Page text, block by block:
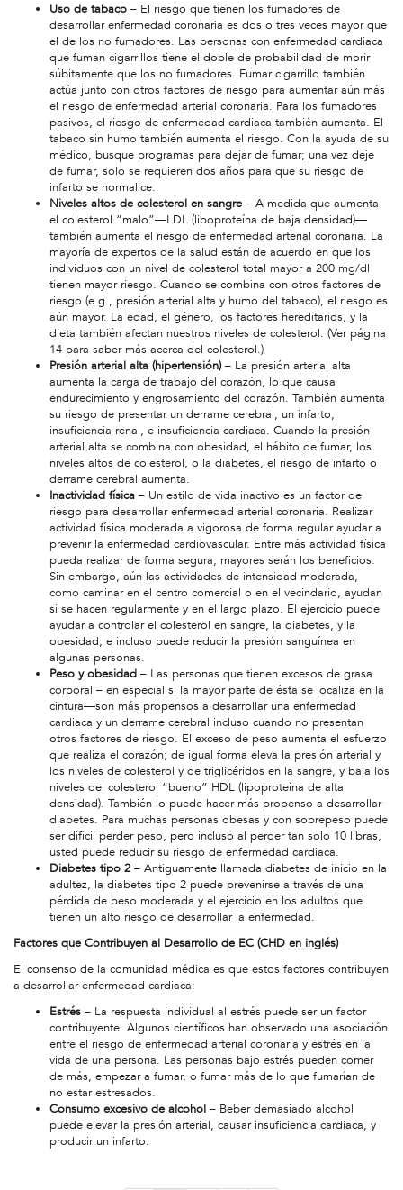
Uso de tabaco – El riesgo que tienen los fumadores de
desarrollar enfermedad coronaria es dos o tres veces mayor que
el de los no fumadores. Las personas con enfermedad cardiaca
que fuman cigarrillos tiene el doble de probabilidad de morir
súbitamente que los no fumadores. Fumar cigarrillo también
actúa junto con otros factores de riesgo para aumentar aún más
el riesgo de enfermedad arterial coronaria. Para los fumadores
pasivos, el riesgo de enfermedad cardiaca también aumenta. El
tabaco sin humo también aumenta el riesgo. Con la ayuda de su
médico, busque programas para dejar de fumar; una vez deje
de fumar, solo se requieren dos años para que su riesgo de
infarto se normalice.
Niveles altos de colesterol en sangre – A medida que aumenta
el colesterol “malo”—LDL (lipoproteína de baja densidad)—
también aumenta el riesgo de enfermedad arterial coronaria. La
mayoría de expertos de la salud están de acuerdo en que los
individuos con un nivel de colesterol total mayor a 200 mg/dl
tienen mayor riesgo. Cuando se combina con otros factores de
riesgo (e.g., presión arterial alta y humo del tabaco), el riesgo es
aún mayor. La edad, el género, los factores hereditarios, y la
dieta también afectan nuestros niveles de colesterol. (Ver página
14 para saber más acerca del colesterol.)
Presión arterial alta (hipertensión)– La presión arterial alta
aumenta la carga de trabajo del corazón, lo que causa
endurecimiento y engrosamiento del corazón. También aumenta
su riesgo de presentar un derrame cerebral, un infarto,
insuficiencia renal, e insuficiencia cardiaca. Cuando la presión
arterial alta se combina con obesidad, el hábito de fumar, los
niveles altos de colesterol, o la diabetes, el riesgo de infarto o
derrame cerebral aumenta.
Inactividad física – Un estilo de vida inactivo es un factor de
riesgo para desarrollar enfermedad arterial coronaria. Realizar
actividad física moderada a vigorosa de forma regular ayudar a
prevenir la enfermedad cardiovascular. Entre más actividad física
pueda realizar de forma segura, mayores serán los beneficios.
Sin embargo, aún las actividades de intensidad moderada,
como caminar en el centro comercial o en el vecindario, ayudan
si se hacen regularmente y en el largo plazo. El ejercicio puede
ayudar a controlar el colesterol en sangre, la diabetes, y la
obesidad, e incluso puede reducir la presión sanguínea en
algunas personas.
Peso y obesidad – Las personas que tienen excesos de grasa
corporal – en especial si la mayor parte de ésta se localiza en la
cintura—son más propensos a desarrollar una enfermedad
cardiaca y un derrame cerebral incluso cuando no presentan
otros factores de riesgo. El exceso de peso aumenta el esfuerzo
que realiza el corazón; de igual forma eleva la presión arterial y
los niveles de colesterol y de triglicéridos en la sangre, y baja los
niveles del colesterol “bueno” HDL (lipoproteína de alta
densidad). También lo puede hacer más propenso a desarrollar
diabetes. Para muchas personas obesas y con sobrepeso puede
ser difícil perder peso, pero incluso al perder tan solo 10 libras,
usted puede reducir su riesgo de enfermedad cardiaca.
Diabetes tipo 2 – Antiguamente llamada diabetes de inicio en la
adultez, la diabetes tipo 2 puede prevenirse a través de una
pérdida de peso moderada y el ejercicio en los adultos que
tienen un alto riesgo de desarrollar la enfermedad.
Factores que Contribuyen al Desarrollo de EC (CHD en inglés)
El consenso de la comunidad médica es que estos factores contribuyen
a desarrollar enfermedad cardiaca:
Estrés – La respuesta individual al estrés puede ser un factor
contribuyente. Algunos científicos han observado una asociación
entre el riesgo de enfermedad arterial coronaria y estrés en la
vida de una persona. Las personas bajo estrés pueden comer
de más, empezar a fumar, o fumar más de lo que fumarían de
no estar estresados.
Consumo excesivo de alcohol – Beber demasiado alcohol
puede elevar la presión arterial, causar insuficiencia cardiaca, y
producir un infarto.